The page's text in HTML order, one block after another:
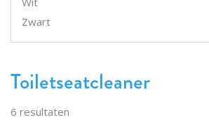
Toiletseatcleaner
6 resultaten
Zwart